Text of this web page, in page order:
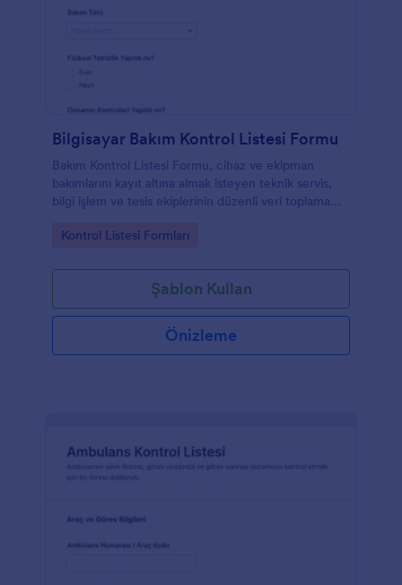
Bilgisayar Bakım Kontrol Listesi Formu
Bakım Kontrol Listesi Formu, cihaz ve ekipman
bakımlarını kayıt altına almak isteyen teknik servis,
bilgi işlem ve tesis ekiplerinin düzenli veri toplama
Go to Category:
Kontrol Listesi Formları
Şablon Kullan
Önizleme